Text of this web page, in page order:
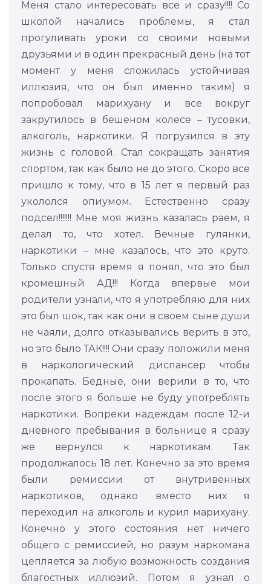
Меня стало интересовать все и сразу!!!! Со
школой начались проблемы, я стал
прогуливать уроки со своими новыми
друзьями и в один прекрасный день (на тот
момент у меня сложилась устойчивая
иллюзия, что он был именно таким) я
попробовал марихуану и все вокруг
закрутилось в бешеном колесе – тусовки,
алкоголь, наркотики. Я погрузился в эту
жизнь с головой. Стал сокращать занятия
спортом, так как было не до этого. Скоро все
пришло к тому, что в 15 лет я первый раз
укололся опиумом. Естественно сразу
подсел!!!!!!! Мне моя жизнь казалась раем, я
делал то, что хотел. Вечные гулянки,
наркотики – мне казалось, что это круто.
Только спустя время я понял, что это был
кромешный АД!!! Когда впервые мои
родители узнали, что я употребляю для них
это был шок, так как они в своем сыне души
не чаяли, долго отказывались верить в это,
но это было ТАК!!!! Они сразу положили меня
в наркологический диспансер чтобы
прокапать. Бедные, они верили в то, что
после этого я больше не буду употреблять
наркотики. Вопреки надеждам после 12-и
дневного пребывания в больнице я сразу
же вернулся к наркотикам. Так
продолжалось 18 лет. Конечно за это время
были ремиссии от внутривенных
наркотиков, однако вместо них я
переходил на алкоголь и курил марихуану.
Конечно у этого состояния нет ничего
общего с ремиссией, но разум наркомана
цепляется за любую возможность создания
благостных иллюзий. Потом я узнал о